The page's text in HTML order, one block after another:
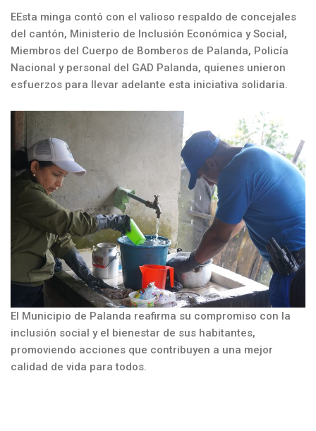
EEsta minga contó con el valioso respaldo de concejales
del cantón, Ministerio de Inclusión Económica y Social,
Miembros del Cuerpo de Bomberos de Palanda, Policía
Nacional y personal del GAD Palanda, quienes unieron
esfuerzos para llevar adelante esta iniciativa solidaria.
El Municipio de Palanda reafirma su compromiso con la
inclusión social y el bienestar de sus habitantes,
promoviendo acciones que contribuyen a una mejor
calidad de vida para todos.